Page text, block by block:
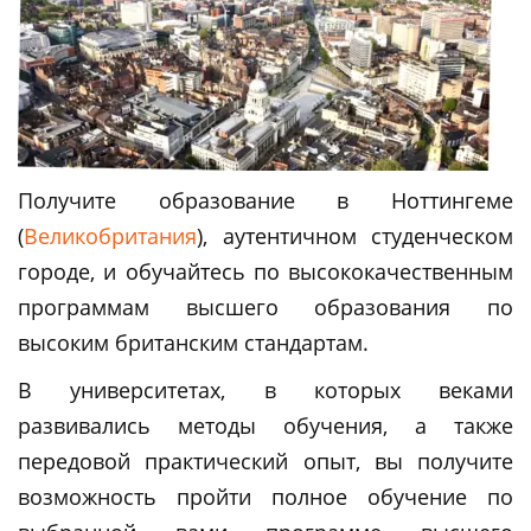
Получите образование в Ноттингеме
(Великобритания), аутентичном студенческом
городе, и обучайтесь по высококачественным
программам высшего образования по
высоким британским стандартам.
В университетах, в которых веками
развивались методы обучения, а также
передовой практический опыт, вы получите
возможность пройти полное обучение по